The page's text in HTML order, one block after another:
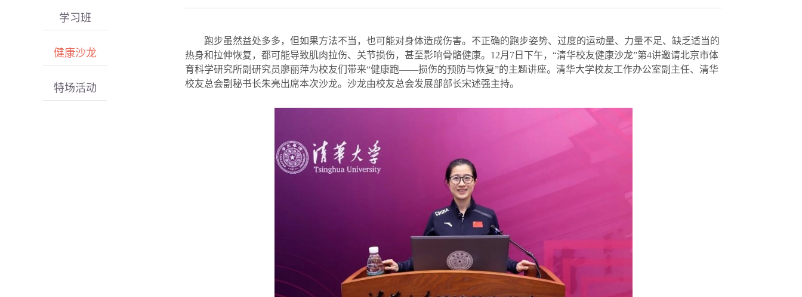
学习班
健康沙龙
特场活动
跑步虽然益处多多，但如果方法不当，也可能对身体造成伤害。不正确的跑步姿势、过度的运动量、力量不足、缺乏适当的
热身和拉伸恢复，都可能导致肌肉拉伤、关节损伤，甚至影响骨骼健康。 12月 7 日下午，“清华校友健康沙龙”第4讲邀请北京市体
育科学研究所副研究员廖丽萍为校友们带来“健康跑——损伤的预防与恢复”的主题讲座。清华大学校友工作办公室副主任、清华
校友总会副秘书长朱亮出席本次沙龙。沙龙由校友总会发展部部长宋述强主持。